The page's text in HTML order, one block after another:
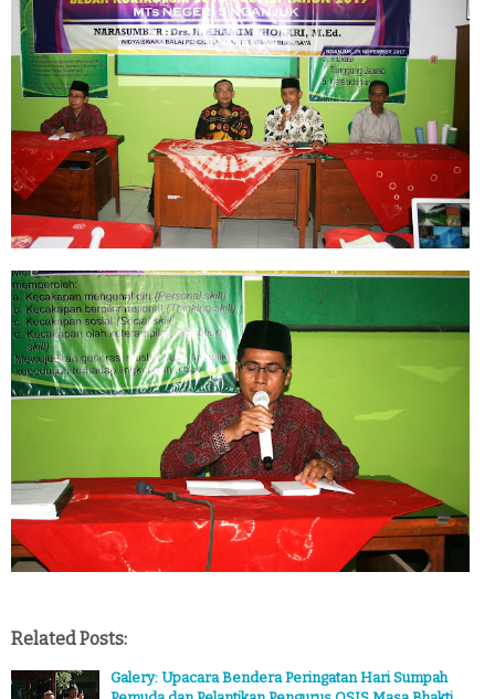
Related Posts:
Galery: Upacara Bendera Peringatan Hari Sumpah